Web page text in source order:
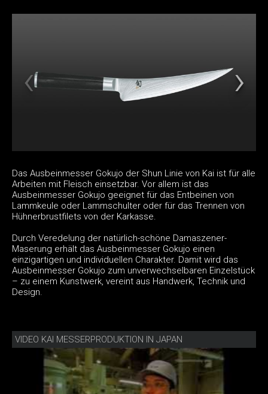
Das Ausbeinmesser Gokujo der Shun Linie von Kai ist für alle
Arbeiten mit Fleisch einsetzbar. Vor allem ist das
Ausbeinmesser Gokujo geeignet für das Entbeinen von
Lammkeule oder Lammschulter oder für das Trennen von
Hühnerbrustfilets von der Karkasse.
Durch Veredelung der natürlich-schöne Damaszener-
Maserung erhält das Ausbeinmesser Gokujo einen
einzigartigen und individuellen Charakter. Damit wird das
Ausbeinmesser Gokujo zum unverwechselbaren Einzelstück
– zu einem Kunstwerk, vereint aus Handwerk, Technik und
Design.
VIDEO KAI MESSERPRODUKTION IN JAPAN